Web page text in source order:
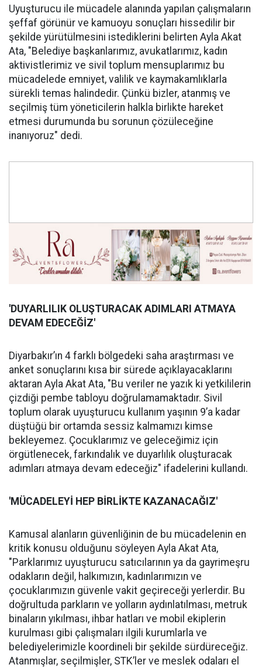
Uyuşturucu ile mücadele alanında yapılan çalışmaların
şeffaf görünür ve kamuoyu sonuçları hissedilir bir
şekilde yürütülmesini istediklerini belirten Ayla Akat
Ata, "Belediye başkanlarımız, avukatlarımız, kadın
aktivistlerimiz ve sivil toplum mensuplarımız bu
mücadelede emniyet, valilik ve kaymakamlıklarla
sürekli temas halindedir. Çünkü bizler, atanmış ve
seçilmiş tüm yöneticilerin halkla birlikte hareket
etmesi durumunda bu sorunun çözüleceğine
inanıyoruz" dedi.
'DUYARLILIK OLUŞTURACAK ADIMLARI ATMAYA
DEVAM EDECEĞİZ'
Diyarbakır’ın 4 farklı bölgedeki saha araştırması ve
anket sonuçlarını kısa bir sürede açıklayacaklarını
aktaran Ayla Akat Ata, "Bu veriler ne yazık ki yetkililerin
çizdiği pembe tabloyu doğrulamamaktadır. Sivil
toplum olarak uyuşturucu kullanım yaşının 9’a kadar
düştüğü bir ortamda sessiz kalmamızı kimse
bekleyemez. Çocuklarımız ve geleceğimiz için
örgütlenecek, farkındalık ve duyarlılık oluşturacak
adımları atmaya devam edeceğiz" ifadelerini kullandı.
'MÜCADELEYİ HEP BİRLİKTE KAZANACAĞIZ'
Kamusal alanların güvenliğinin de bu mücadelenin en
kritik konusu olduğunu söyleyen Ayla Akat Ata,
"Parklarımız uyuşturucu satıcılarının ya da gayrimeşru
odakların değil, halkımızın, kadınlarımızın ve
çocuklarımızın güvenle vakit geçireceği yerlerdir. Bu
doğrultuda parkların ve yolların aydınlatılması, metruk
binaların yıkılması, ihbar hatları ve mobil ekiplerin
kurulması gibi çalışmaları ilgili kurumlarla ve
belediyelerimizle koordineli bir şekilde sürdüreceğiz.
Atanmışlar, seçilmişler, STK’ler ve meslek odaları el